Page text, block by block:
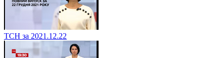
ТСН за 2021.12.22